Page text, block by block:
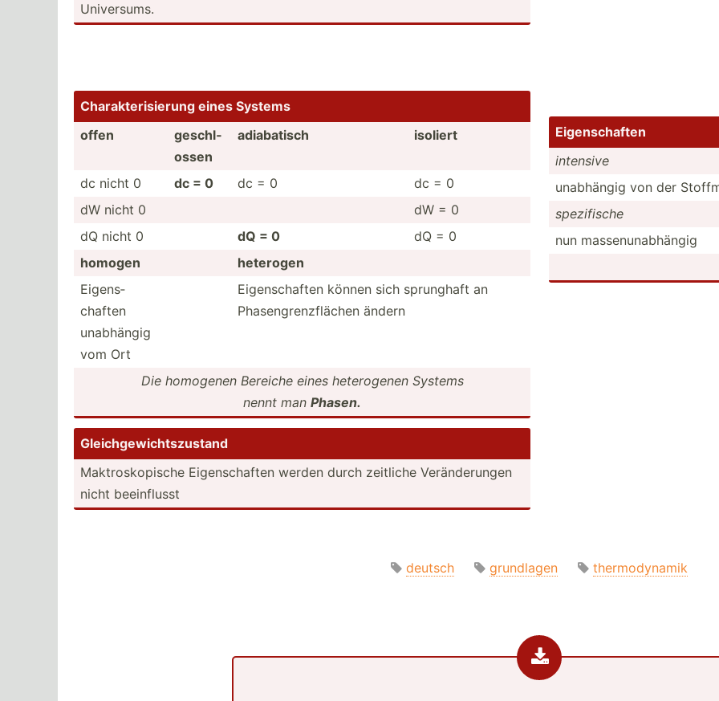
Univer­sums.
Charak­ter­isi­erung eines Systems
offen
geschl­
ossen
adiaba­tisch isoliert
dc nicht 0 dc = 0 dc = 0
dc = 0
dW nicht 0
dW = 0
dQ nicht 0
dQ = 0
dQ = 0
homogen
heterogen
Eigens­
chaften
unabhängig
vom Ort
Eigens­chaften können sich sprunghaft an
Phasen­gre­nzf­lächen ändern
Die homogenen Bereiche eines hetero­genen Systems
nennt man Phasen.
Gleich­gew­ich­tsz­ustand
Maktro­sko­pische Eigens­chaften werden durch zeitliche Veränd­erungen
nicht beeinf­lusst
Eigens­chaften
intensive
unabhängig von der
spezif­ische
nun massen­una­bhängig
deutsch grundlagen thermodynamik